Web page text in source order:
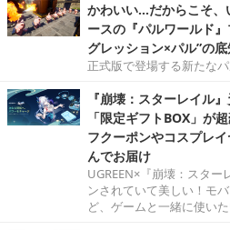
かわいい…だからこそ、
ースの『パルワールド
グレッション×パル”の
正式版で登場する新たな
『崩壊：スターレイル
「限定ギフトBOX」が
フクーポンやコスプレ
んでお届け
UGREEN×『崩壊：スタ
ンされていて美しい！モ
ど、ゲームと一緒に使い